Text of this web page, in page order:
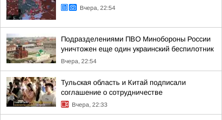
Вчера, 22:54
Подразделениями ПВО Минобороны России
уничтожен еще один украинский беспилотник
Вчера, 22:54
Тульская область и Китай подписали
соглашение о сотрудничестве
Вчера, 22:33